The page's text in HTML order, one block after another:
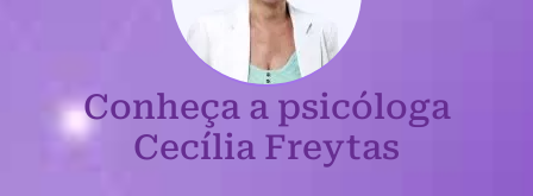
Conheça a psicóloga
Cecília Freytas